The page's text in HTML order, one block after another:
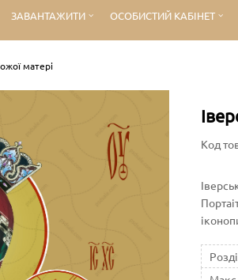
ЗАВАНТАЖИТИ ОСОБИСТИЙ КАБІНЕТ
матері
Код